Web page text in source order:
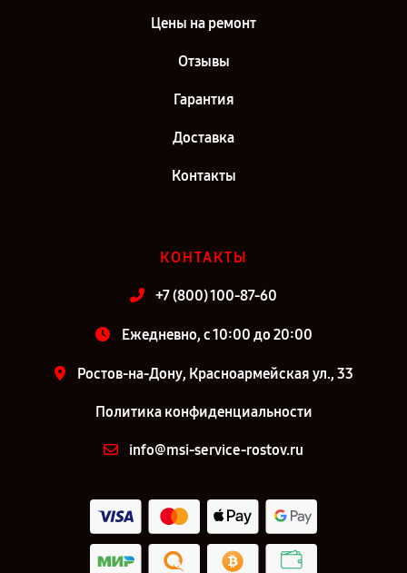
Цены на ремонт
Отзывы
Гарантия
Доставка
Контакты
КОНТАКТЫ
+7 (800) 100-87-60
Ежедневно, с 10:00 до 20:00
Ростов-на-Дону, Красноармейская ул., 33
Политика конфиденциальности
info@msi-service-rostov.ru